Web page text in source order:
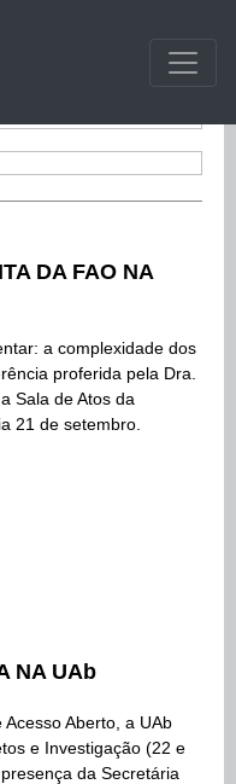
DA FAO NA
a complexidade dos
proferida pela Dra.
Sala de Atos da
21 de setembro.
NA UAb
Aberto, a UAb
e Investigação (22 e
da Secretária